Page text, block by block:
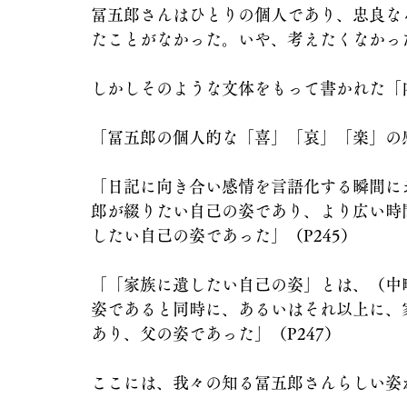
冨五郎さんはひとりの個人であり、忠良
たことがなかった。いや、考えたくなか
しかしそのような文体をもって書かれた
「冨五郎の個人的な「喜」「哀」「楽」
「日記に向き合い感情を言語化する瞬間
郎が綴りたい自己の姿であり、より広い
したい自己の姿であった」（P245）
「「家族に遺したい自己の姿」とは、（
姿であると同時に、あるいはそれ以上に
あり、父の姿であった」（P247）
ここには、我々の知る冨五郎さんらしい姿